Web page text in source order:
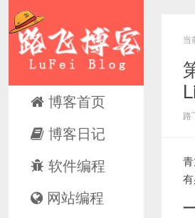
博客首页
博客日记
软件编程
网站编程
当
路